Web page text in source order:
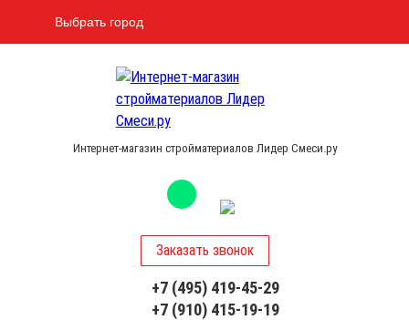
Выбрать город
Интернет-магазин стройматериалов Лидер Смеси.ру
Заказать звонок
+7 (495) 419-45-29
+7 (910) 415-19-19